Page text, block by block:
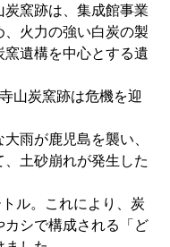
窯跡は、集成館事業
火力の強い白炭の製
遺構を中心とする遺
山炭窯跡は危機を迎
雨が鹿児島を襲い、
土砂崩れが発生した
ル。これにより、炭
シで構成される「ど